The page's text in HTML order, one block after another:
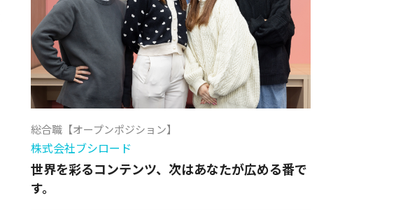
総合職【オープンポジション】
株式会社ブシロード
世界を彩るコンテンツ、次はあなたが広める番で
す。